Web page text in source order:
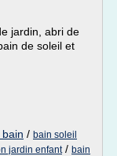
jardin, abri de
de soleil et
/ bain soleil
jardin enfant/ bain